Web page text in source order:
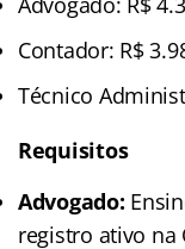
Contador: R$
Técnico
Requisitos
Advogado:
registro ativo na